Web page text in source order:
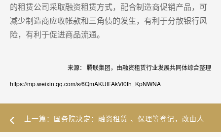
的租赁公司采取融资租赁方式，配合制造商促销产品，可
减少制造商应收帐款和三角债的发生，有利于分散银行风
险，有利于促进商品流通。
来源： 腾联集团，由融资租赁行业发展共同体综合整理
https://mp.weixin.qq.com/s/6QmAKUtFAkVI0th_KpNWNA
上一篇：国务院决定：融资租赁 、保理等登记，改由人
民银行统一承担